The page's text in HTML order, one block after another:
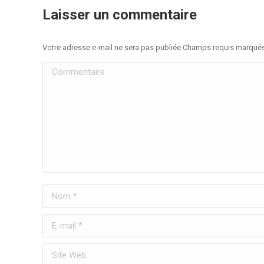
Laisser un commentaire
Votre adresse e-mail ne sera pas publiée Champs requis
Commentaire
Nom *
E-mail *
Site Web